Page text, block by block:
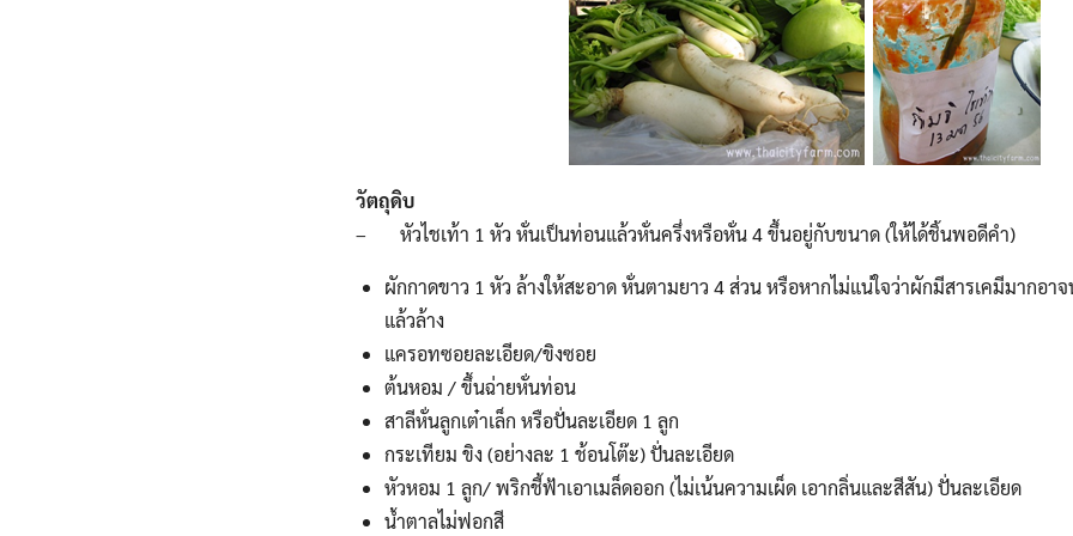
วัตถุดิบ
– หัวไชเท้า 1 หัว หั่นเป็นท่อนแล้วหั่นครึ่งหรือหั่น 4 ขึ้นอยู่กับขนาด (ให้ได้ชิ้นพอดีคำ)
ผักกาดขาว 1 หัว ล้างให้สะอาด หั่นตามยาว 4 ส่วน หรือหากไม่แน่ใจว่าผักมีสารเคมีมากอา
แล้วล้าง
แครอทซอยละเอียด/ขิงซอย
ต้นหอม / ขึ้นฉ่ายหั่นท่อน
สาลีหั่นลูกเต๋าเล็ก หรือปั่นละเอียด 1 ลูก
กระเทียม ขิง (อย่างละ 1 ช้อนโต๊ะ) ปั่นละเอียด
หัวหอม 1 ลูก/ พริกชี้ฟ้าเอาเมล็ดออก (ไม่เน้นความเผ็ด เอากลิ่นและสีสัน) ปั่นละเอียด
น้ำตาลไม่ฟอกสี